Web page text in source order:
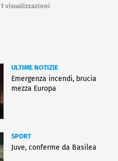
1 visualizzazioni
ULTIME NOTIZIE
Emergenza incendi, brucia
mezza Europa
SPORT
Juve, conferme da Basilea